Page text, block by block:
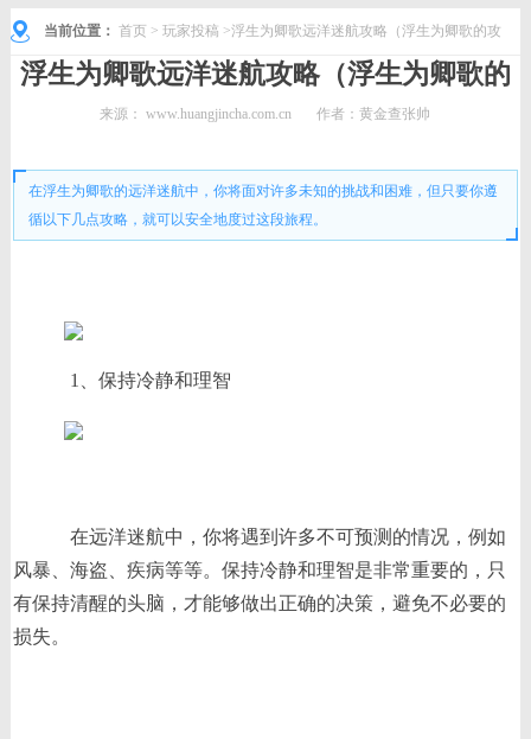
当前位置： 首页 > 玩家投稿 >浮生为卿歌远洋迷航攻略（浮生为卿歌的攻
略）
浮生为卿歌远洋迷航攻略（浮生为卿歌的
攻略）
来源：www.huangjincha.com.cn 作者：黄金查张帅
在浮生为卿歌的远洋迷航中，你将面对许多未知的挑战和困难，但只要你遵
循以下几点攻略，就可以安全地度过这段旅程。
1、保持冷静和理智
在远洋迷航中，你将遇到许多不可预测的情况，例如
风暴、海盗、疾病等等。保持冷静和理智是非常重要的，只
有保持清醒的头脑，才能够做出正确的决策，避免不必要的
损失。